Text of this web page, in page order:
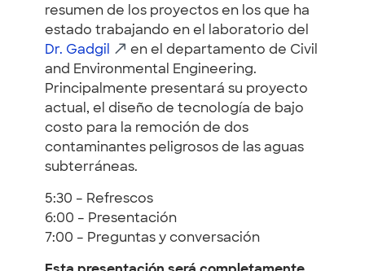
resumen de los proyectos en los que ha
estado trabajando en el laboratorio del
Dr. Gadgil
en el departamento de Civil
and Environmental Engineering.
Principalmente presentará su proyecto
actual, el diseño de tecnología de bajo
costo para la remoción de dos
contaminantes peligrosos de las aguas
subterráneas.
5:30 – Refrescos
6:00 – Presentación
7:00 – Preguntas y conversación